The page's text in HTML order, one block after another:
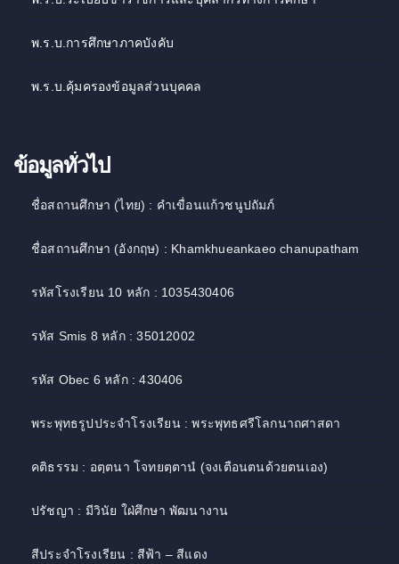
พ.ร.บ.การศึกษาภาคบังคับ
พ.ร.บ.คุ้มครองข้อมูลส่วนบุคคล
ข้อมูลทั่วไป
ชื่อสถานศึกษา (ไทย) : คำเขื่อนแก้วชนูปถัมภ์
ชื่อสถานศึกษา (อังกฤษ) : Khamkhueankaeo chanupatham
รหัสโรงเรียน 10 หลัก : 1035430406
รหัส Smis 8 หลัก : 35012002
รหัส Obec 6 หลัก : 430406
พระพุทธรูปประจำโรงเรียน : พระพุทธศรีโลกนาถศาสดา
คติธรรม : อตฺตนา โจทยตฺตานํ (จงเตือนตนด้วยตนเอง)
ปรัชญา : มีวินัย ใฝ่ศึกษา พัฒนางาน
สีประจำโรงเรียน : สีฟ้า – สีแดง